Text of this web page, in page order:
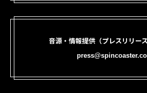
音源・情報提供（プレスリリー